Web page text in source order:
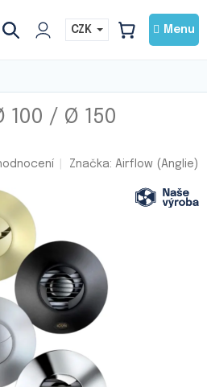
CZK
NÁKUPNÍ
100 / Ø 150
Značka: Airflow (Anglie)